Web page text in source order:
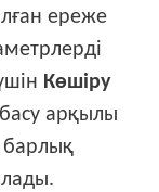
ереже
Көшіру
арқылы
барлық